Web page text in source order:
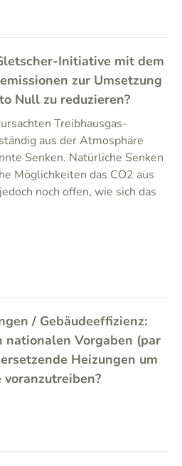
Initiative mit dem
zur Umsetzung
Null zu reduzieren?
Treibhausgas-
aus der Atmosphäre
Senken. Natürliche Senken
Möglichkeiten das CO2 aus
noch offen, wie sich das
/ Gebäudeeffizienz:
nationalen Vorgaben (par
Heizungen um